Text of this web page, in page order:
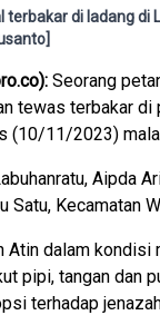
terbakar di ladang
Seorang
tewas terbakar di
(10/11/2023)
Aipda
Satu, Kecamatan
Atin dalam kondisi
pipi, tangan dan
terhadap